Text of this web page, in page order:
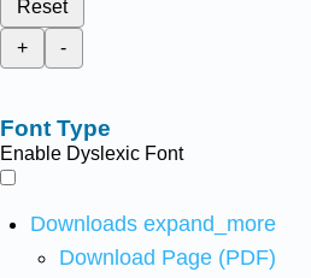
Reset
+
-
Font Type
Enable Dyslexic Font
Downloads expand_more
Download Page (PDF)